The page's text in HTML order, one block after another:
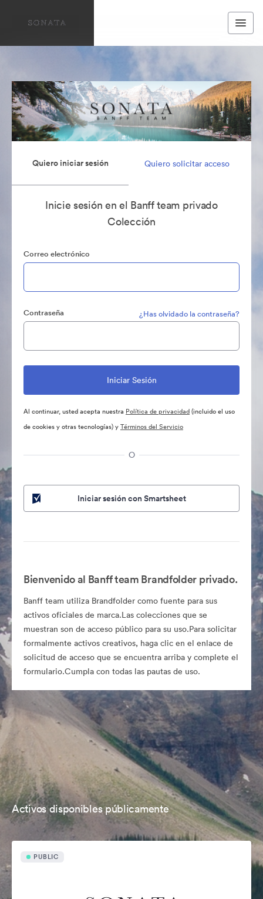
Quiero iniciar sesión Quiero solicitar acceso
Inicie sesión en el Banff team privado
Colección
Correo electrónico
Contraseña ¿Has olvidado la contraseña?
Al continuar, usted acepta nuestra Política de privacidad(incluido el uso
de cookies y otras tecnologías) yTérminos del Servicio
O
Iniciar sesión con Smartsheet
Bienvenido al Banff team Brandfolder privado.
Banff team utiliza Brandfolder como fuente para sus
activos oficiales de marca.Las colecciones que se
muestran son de acceso público para su uso.Para solicitar
formalmente activos creativos, haga clic en el enlace de
solicitud de acceso que se encuentra arriba y complete el
formulario.Cumpla con todas las pautas de uso.
Activos disponibles públicamente
PUBLIC